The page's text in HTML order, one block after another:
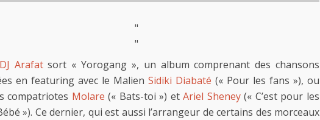
"
"
DJ Arafatsort « Yorogang », un album comprenant des chansons
en featuring avec le Malien Sidiki Diabaté (« Pour les fans »), ou
compatriotes Molare (« Bats-toi ») etAriel Sheney(« C’est pour les
»). Ce dernier, qui est aussi l’arrangeur de certains des morceaux